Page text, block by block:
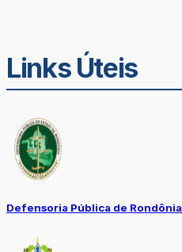
Links Úteis
Defensoria Pública de Rondônia